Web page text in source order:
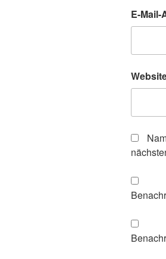
E-Mail-